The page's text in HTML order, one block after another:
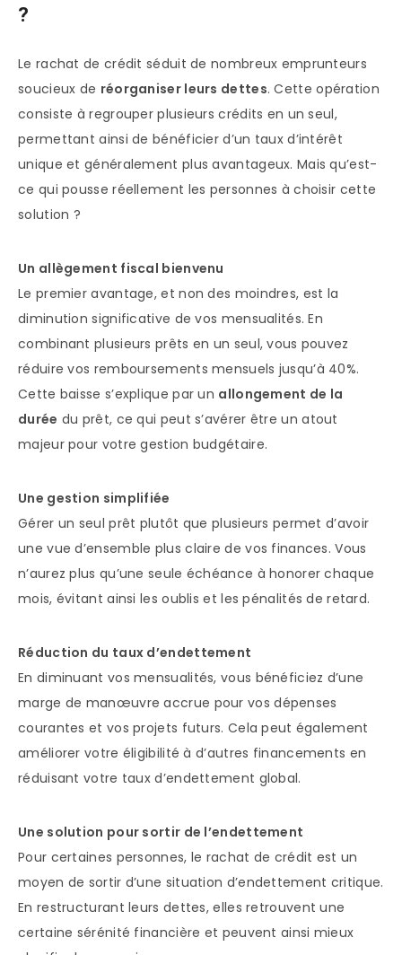
?
Le rachat de crédit séduit de nombreux emprunteurs
soucieux de réorganiser leurs dettes. Cette opération
consiste à regrouper plusieurs crédits en un seul,
permettant ainsi de bénéficier d’un taux d’intérêt
unique et généralement plus avantageux. Mais qu’est-
ce qui pousse réellement les personnes à choisir cette
solution ?
Un allègement fiscal bienvenu
Le premier avantage, et non des moindres, est la
diminution significative de vos mensualités. En
combinant plusieurs prêts en un seul, vous pouvez
réduire vos remboursements mensuels jusqu’à 40%.
Cette baisse s’explique par un allongement de la
durée du prêt, ce qui peut s’avérer être un atout
majeur pour votre gestion budgétaire.
Une gestion simplifiée
Gérer un seul prêt plutôt que plusieurs permet d’avoir
une vue d’ensemble plus claire de vos finances. Vous
n’aurez plus qu’une seule échéance à honorer chaque
mois, évitant ainsi les oublis et les pénalités de retard.
Réduction du taux d’endettement
En diminuant vos mensualités, vous bénéficiez d’une
marge de manœuvre accrue pour vos dépenses
courantes et vos projets futurs. Cela peut également
améliorer votre éligibilité à d’autres financements en
réduisant votre taux d’endettement global.
Une solution pour sortir de l’endettement
Pour certaines personnes, le rachat de crédit est un
moyen de sortir d’une situation d’endettement critique.
En restructurant leurs dettes, elles retrouvent une
certaine sérénité financière et peuvent ainsi mieux